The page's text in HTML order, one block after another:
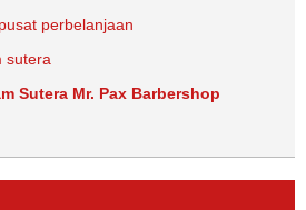
perbelanjaan
sutera
Sutera Mr. Pax Barbershop